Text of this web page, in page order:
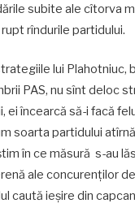
subite ale cîtorva
rîndurile partidului.
lui Plahotniuc,
PAS, nu sînt deloc
ei încearcă să-i facă
soarta partidului
în ce măsură s-au
ale concurenților
caută ieșire din